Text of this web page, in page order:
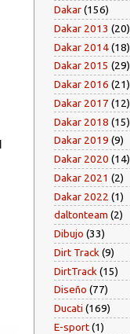
Dakar(156)
Dakar 2013 (20)
Dakar 2014(18)
Dakar 2015 (29)
Dakar 2016 (21)
Dakar 2017 (12)
Dakar 2018 (15)
Dakar 2019 (9)
Dakar 2020 (14)
Dakar 2021 (2)
Dakar 2022 (1)
daltonteam (2)
Dibujo (33)
Dirt Track (9)
DirtTrack (15)
Diseño (77)
Ducati (169)
E-sport(1)